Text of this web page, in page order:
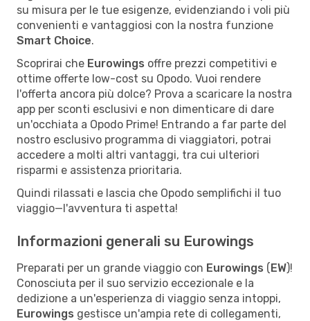
su misura per le tue esigenze, evidenziando i voli più
convenienti e vantaggiosi con la nostra funzione
Smart Choice.
Scoprirai che Eurowings offre prezzi competitivi e
ottime offerte low-cost su Opodo. Vuoi rendere
l'offerta ancora più dolce? Prova a scaricare la nostra
app per sconti esclusivi e non dimenticare di dare
un'occhiata a Opodo Prime! Entrando a far parte del
nostro esclusivo programma di viaggiatori, potrai
accedere a molti altri vantaggi, tra cui ulteriori
risparmi e assistenza prioritaria.
Quindi rilassati e lascia che Opodo semplifichi il tuo
viaggio—l'avventura ti aspetta!
Informazioni generali su Eurowings
Preparati per un grande viaggio con Eurowings (EW)!
Conosciuta per il suo servizio eccezionale e la
dedizione a un'esperienza di viaggio senza intoppi,
Eurowings gestisce un'ampia rete di collegamenti,